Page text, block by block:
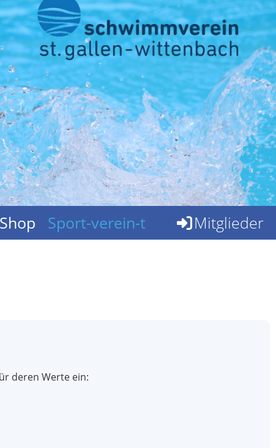
Shop Sport-verein-t Mitglieder
deren Werte ein: